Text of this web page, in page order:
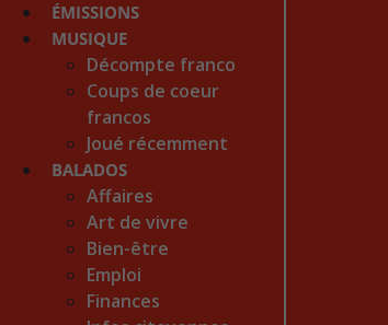
ÉMISSIONS
MUSIQUE
Décompte franco
Coups de coeur
francos
Joué récemment
BALADOS
Affaires
Art de vivre
Bien-être
Emploi
Finances